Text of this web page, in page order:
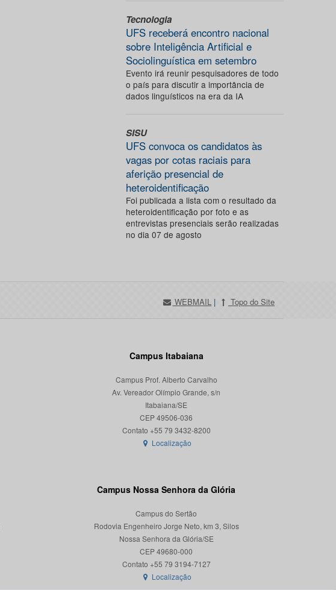
Tecnologia
UFS receberá encontro nacional
sobre Inteligência Artificial e
Sociolinguística em setembro
Evento irá reunir pesquisadores de todo
o país para discutir a importância de
dados linguísticos na era da IA
SISU
UFS convoca os candidatos às
vagas por cotas raciais para
aferição presencial de
heteroidentificação
Foi publicada a lista com o resultado da
heteroidentificação por foto e as
entrevistas presenciais serão realizadas
no dia 07 de agosto
WEBMAIL | Topo do Site
Campus Itabaiana
Campus Prof. Alberto Carvalho
Av. Vereador Olímpio Grande, s/n
Itabaiana/SE
CEP 49506-036
Localização
Campus Nossa Senhora da Glória
Campus do Sertão
Rodovia Engenheiro Jorge Neto, km 3, Silos
Nossa Senhora da Glória/SE
CEP 49680-000
Contato +55 79 3194-7127
Localização